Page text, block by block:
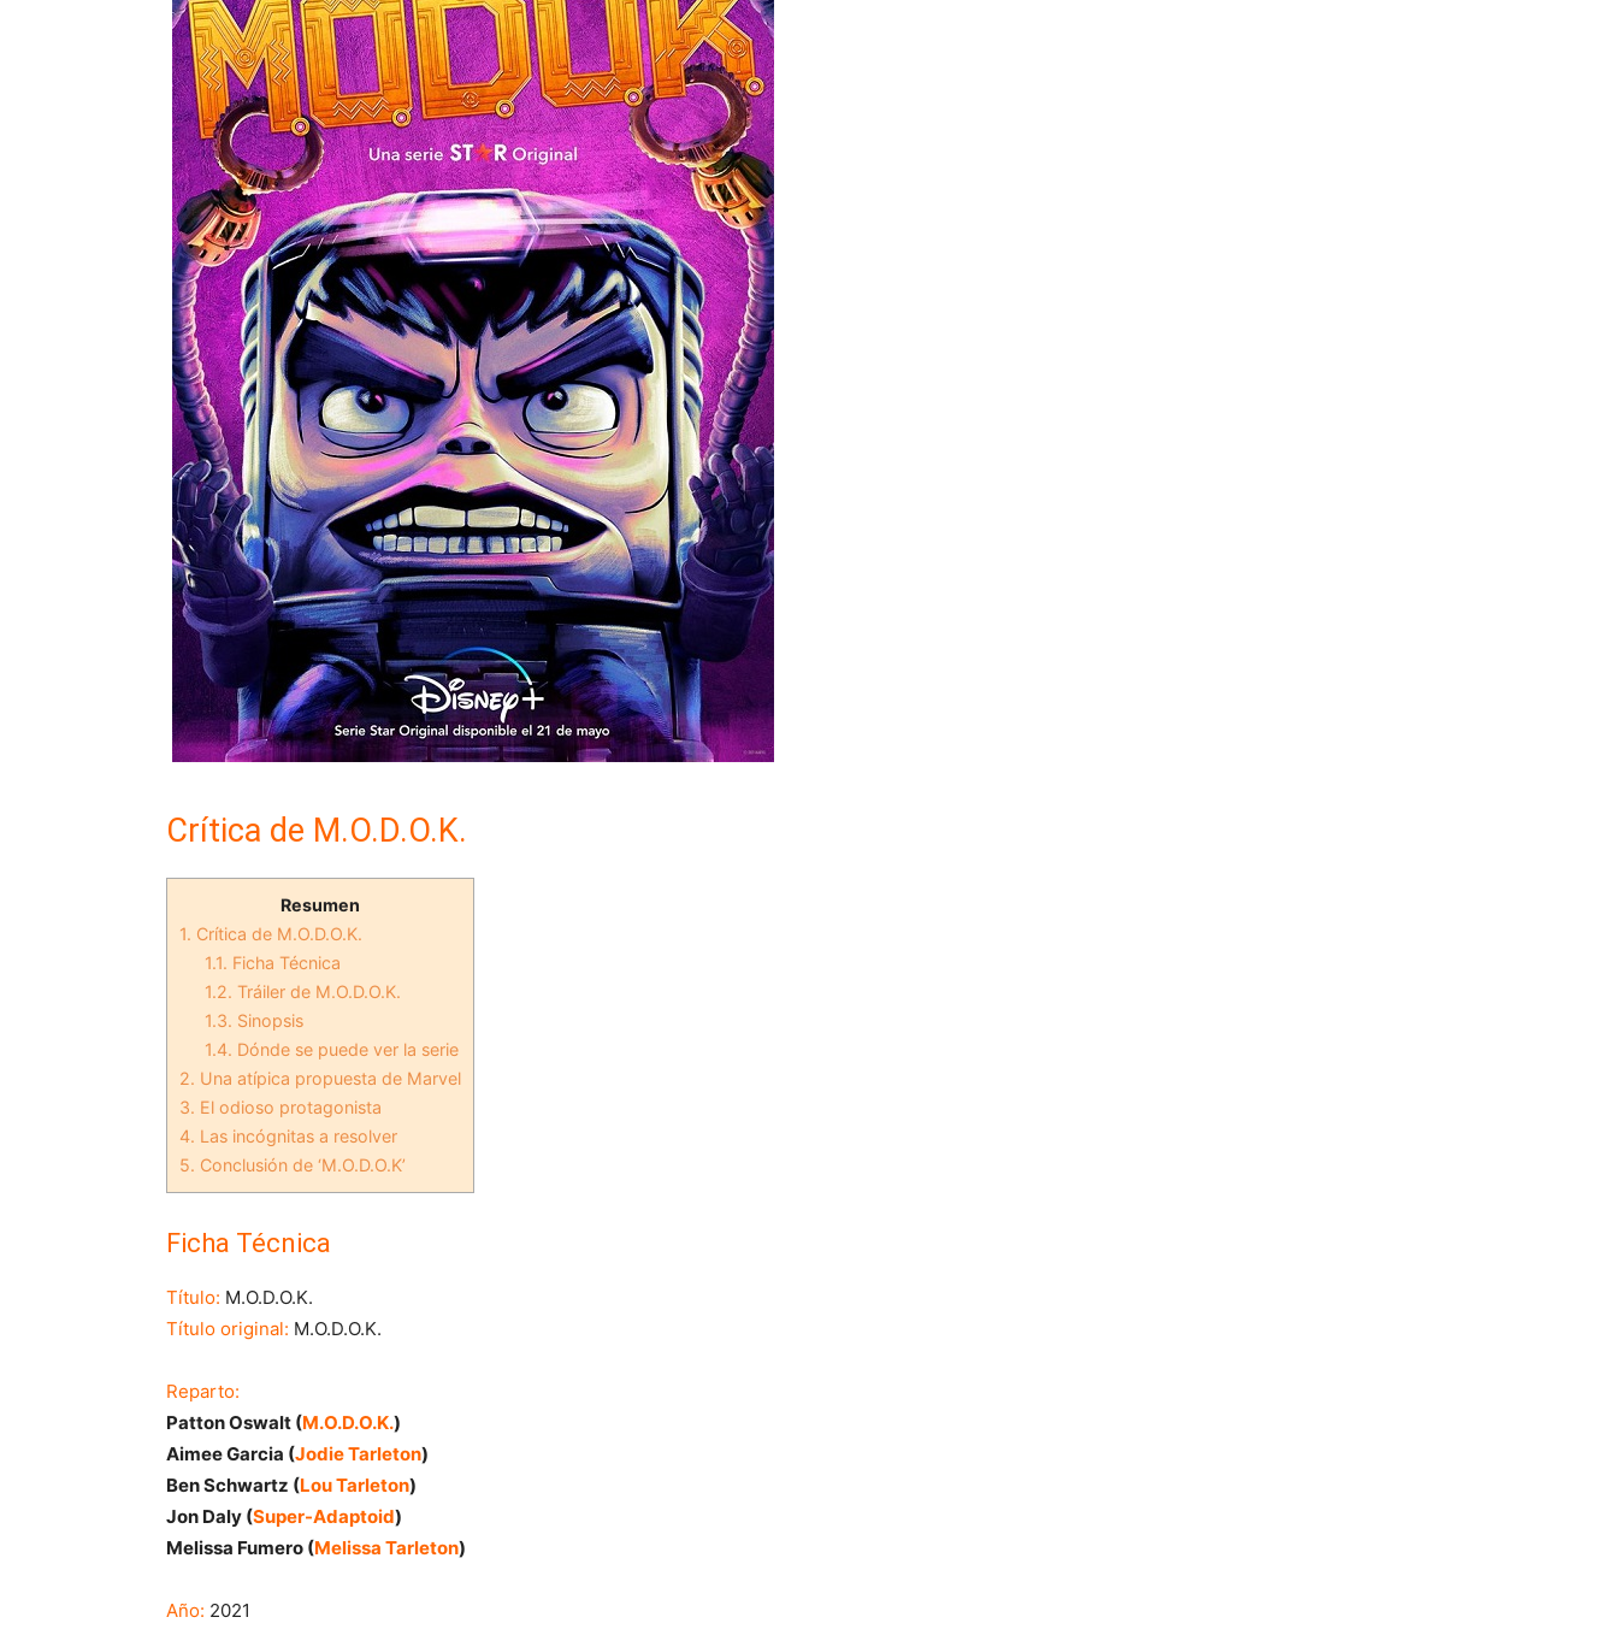
Crítica de M.O.D.O.K.
Resumen
1. Crítica de M.O.D.O.K.
1.1. Ficha Técnica
1.2. Tráiler de M.O.D.O.K.
1.3. Sinopsis
1.4. Dónde se puede ver la serie
2. Una atípica propuesta de Marvel
3. El odioso protagonista
4. Las incógnitas a resolver
5. Conclusión de ‘M.O.D.O.K’
Ficha Técnica
Título: M.O.D.O.K.
Título original: M.O.D.O.K.
Reparto:
Patton Oswalt (M.O.D.O.K.)
Aimee Garcia (Jodie Tarleton)
Ben Schwartz (Lou Tarleton)
Jon Daly (Super-Adaptoid)
Melissa Fumero (Melissa Tarleton)
Año: 2021